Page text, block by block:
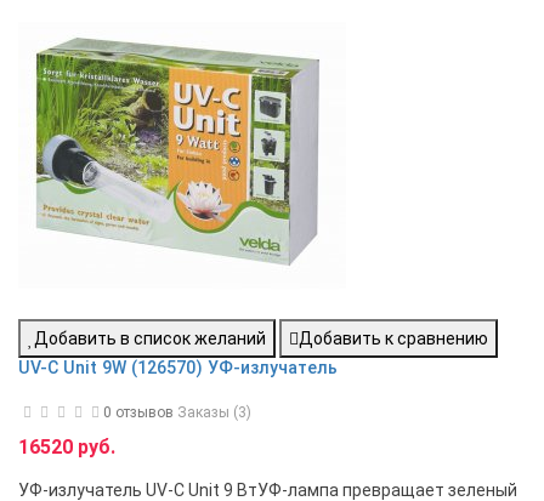
Добавить в список желаний
Добавить к сравнению
UV-C Unit 9W (126570) УФ-излучатель
0 отзывов Заказы (3)
16520 руб.
УФ-излучатель UV-C Unit 9 ВтУФ-лампа превращает зеленый